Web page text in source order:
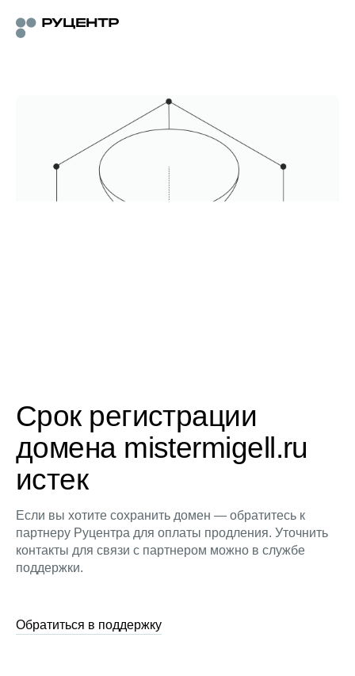
Срок регистрации
домена mistermigell.ru
истек
Если вы хотите сохранить домен — обратитесь к
партнеру Руцентра для оплаты продления. Уточнить
контакты для связи с партнером можно в службе
поддержки.
Обратиться в поддержку